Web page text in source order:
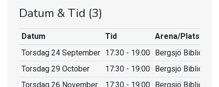
Datum & Tid (3)
Datum Tid
Arena/Plats
Torsdag 24 September 17:30 - 19:00
Bergsjö Bibliotek
Torsdag 29 October
17:30 - 19:00
Bergsjö Bibliotek
Torsdag 26 November
17:30 - 19:00 Bergsjö Bibliotek